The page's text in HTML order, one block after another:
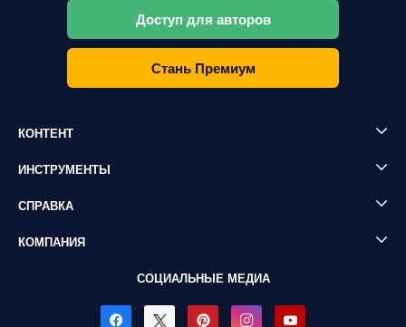
Доступ для авторов
Стань Премиум
КОНТЕНТ
ИНСТРУМЕНТЫ
СПРАВКА
КОМПАНИЯ
СОЦИАЛЬНЫЕ МЕДИА